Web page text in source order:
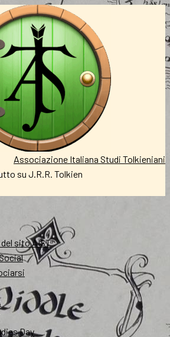
Associazione Italiana Studi Tolkieniani
su J.R.R. Tolkien
sito AIST
Day